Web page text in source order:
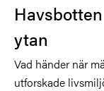
ytan
Vad händer när
utforskade